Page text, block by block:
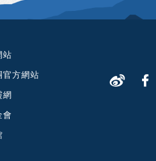
站
官方網站
網
會